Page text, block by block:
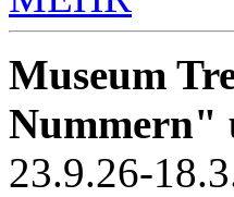
Museum
Nummern"
23.9.26-